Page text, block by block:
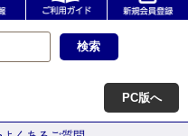
PC版へ